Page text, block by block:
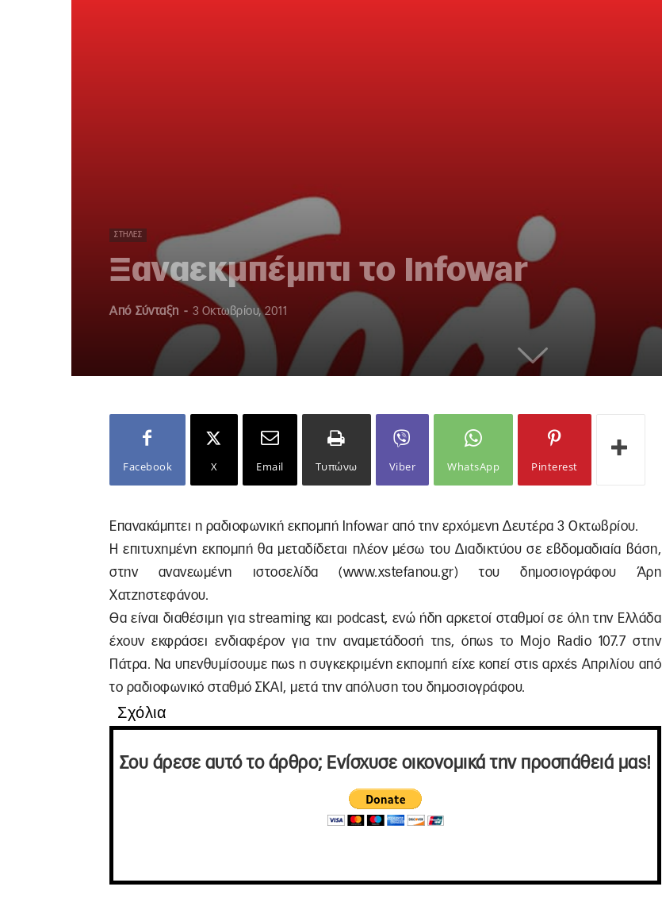
ΣΤΉΛΕΣ
Ξαναεκμπέμπτι το Infowar
Από Σύνταξη - 3 Οκτωβρίου, 2011
Facebook X Email Τυπώνω Viber WhatsApp Pinterest
Επανακάμπτει η ραδιοφωνική εκπομπή Infowar από την ερχόμενη Δευτέρα 3 Οκτωβρίου.
Η επιτυχημένη εκπομπή θα μεταδίδεται πλέον μέσω του Διαδικτύου σε εβδομαδιαία βάση,
στην ανανεωμένη ιστοσελίδα (www.xstefanou.gr) του δημοσιογράφου Άρη
Χατζηστεφάνου.
Θα είναι διαθέσιμη για streaming και podcast, ενώ ήδη αρκετοί σταθμοί σε όλη την Ελλάδα
έχουν εκφράσει ενδιαφέρον για την αναμετάδοσή της, όπως το Mojo Radio 107.7 στην
Πάτρα. Να υπενθυμίσουμε πως η συγκεκριμένη εκπομπή είχε κοπεί στις αρχές Απριλίου από
το ραδιοφωνικό σταθμό ΣΚΑΙ, μετά την απόλυση του δημοσιογράφου.
Σχόλια
Σου άρεσε αυτό το άρθρο; Ενίσχυσε οικονομικά την προσπάθειά μας!